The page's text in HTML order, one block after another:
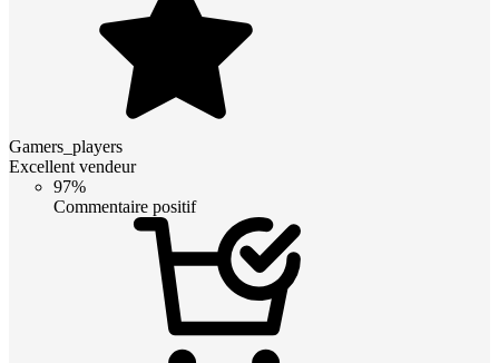
Gamers_players
Excellent vendeur
97%
Commentaire positif